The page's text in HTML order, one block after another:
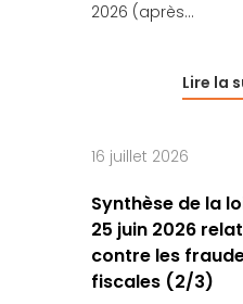
2026 (après…
Lire la
16 juillet 2026
Synthèse de la
25 juin 2026
contre les
fiscales (2/3)